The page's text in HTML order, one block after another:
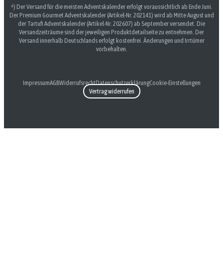
⁴) Der Versand für die meisten Adventskalender erfolgt voraussichtlich ab Ende Juni.
Der Premium Gourmet Adventskalender (Artikel-Nr. 202141) wird ab Mitte August und
der Tartufi Adventskalender (Artikel-Nr. 202607) ab September versendet. Die
Versandzeiträume sind der jeweiligen Produktdetailseite zu entnehmen. Der
Versand innerhalb Deutschlands erfolgt kostenfrei. Änderungen und Irrtümer
vorbehalten.
ImpressumAGBWiderrufsrechtDatenschutzerklärungCookie-Einstellungen
Vertrag widerrufen